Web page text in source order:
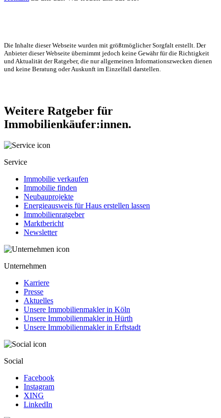
Die Inhalte dieser Webseite wurden mit größtmöglicher Sorgfalt erstellt. Der
Anbieter dieser Webseite übernimmt jedoch keine Gewähr für die Richtigkeit
und Aktualität der Ratgeber, die nur allgemeinen Informationszwecken dienen
und keine Beratung oder Auskunft im Einzelfall darstellen.
Weitere Ratgeber für
Immobilienkäufer:innen.
Service
Immobilie verkaufen
Immobilie finden
Neubauprojekte
Energieausweis für Haus erstellen lassen
Immobilienratgeber
Marktbericht
Newsletter
Unternehmen
Karriere
Presse
Aktuelles
Unsere Immobilienmakler in Köln
Unsere Immobilienmakler in Hürth
Unsere Immobilienmakler in Erftstadt
Social
Facebook
Instagram
XING
LinkedIn